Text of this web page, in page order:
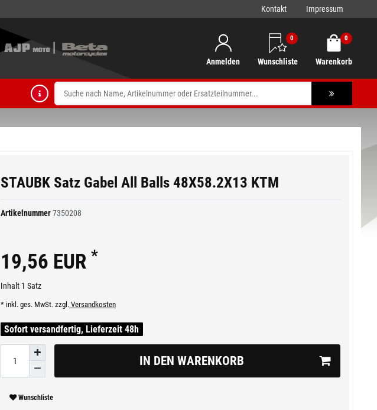
Kontakt Impressum
Anmelden
0
Wunschliste
0
Warenkorb
STAUBK Satz Gabel All Balls 48X58.2X13 KTM
Artikelnummer7350208
19,56 EUR *
Inhalt 1 Satz
* inkl. ges. MwSt. zzgl. Versandkosten
Sofort versandfertig, Lieferzeit 48h
IN DEN WARENKORB
Wunschliste